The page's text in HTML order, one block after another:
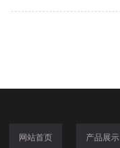
网站首页 产品展示